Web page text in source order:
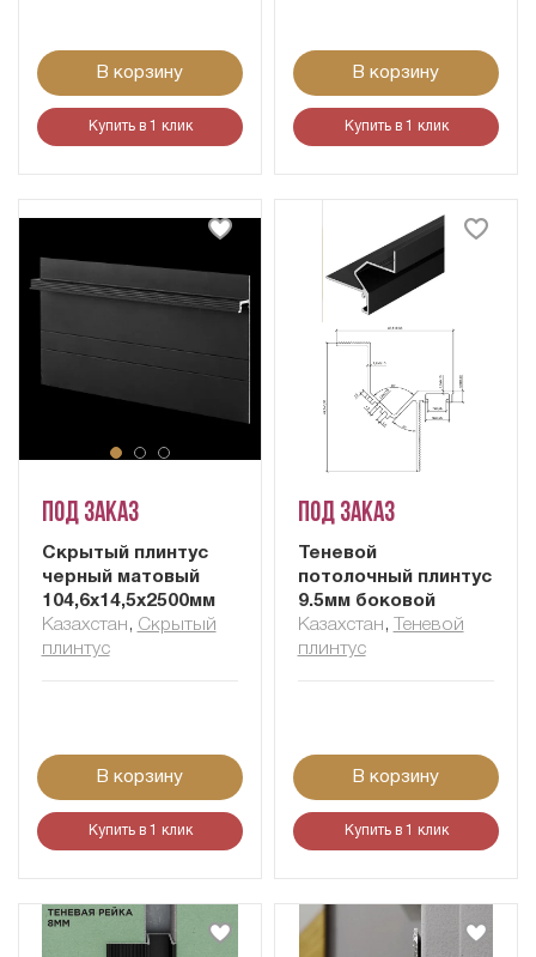
В корзину
Купить в 1 клик
В корзину
Купить в 1 клик
Под заказ
Скрытый плинтус
черный матовый
104,6х14,5х2500мм
Казахстан , Скрытый
плинтус
В корзину
Купить в 1 клик
Под заказ
Теневой
потолочный плинтус
9.5мм боковой
Казахстан ,
Теневой
плинтус
В корзину
Купить в 1 клик